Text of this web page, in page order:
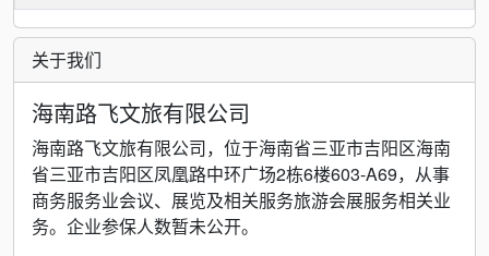
关于我们
海南路飞文旅有限公司
海南路飞文旅有限公司，位于海南省三亚市吉阳区海南
省三亚市吉阳区凤凰路中环广场2栋6楼603-A69，从事
商务服务业会议、展览及相关服务旅游会展服务相关业
务。企业参保人数暂未公开。